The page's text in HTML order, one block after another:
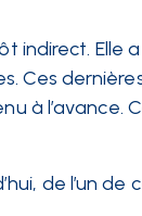
indirect. Elle
Ces
à l’avance.
de l’un